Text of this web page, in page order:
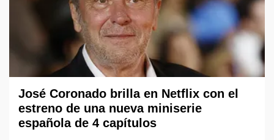
José Coronado brilla en Netflix con el
estreno de una nueva miniserie
española de 4 capítulos